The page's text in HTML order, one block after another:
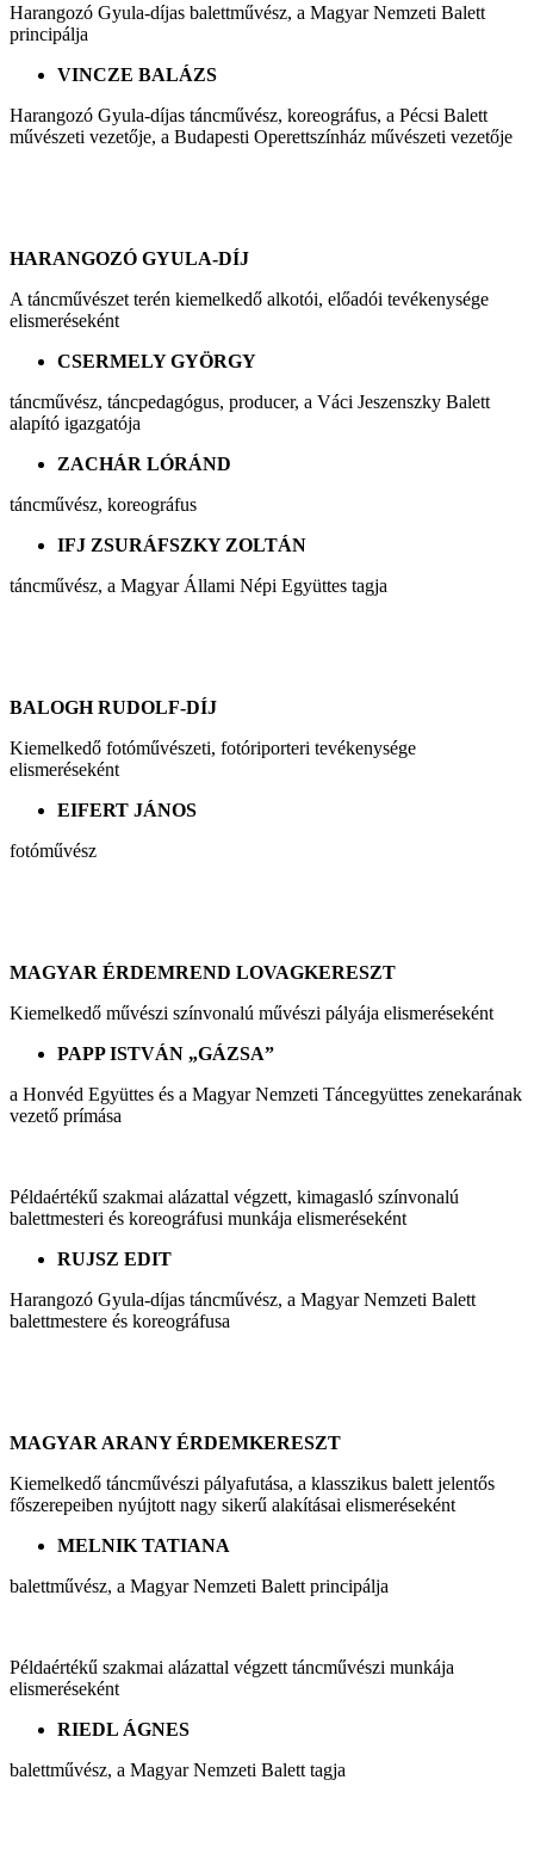
Harangozó Gyula-díjas balettművész, a Magyar Nemzeti Balett
principálja
VINCZE BALÁZS
Harangozó Gyula-díjas táncművész, koreográfus, a Pécsi Balett
művészeti vezetője, a Budapesti Operettszínház művészeti vezetője
HARANGOZÓ GYULA-DÍJ
A táncművészet terén kiemelkedő alkotói, előadói tevékenysége
elismeréseként
CSERMELY GYÖRGY
táncművész, táncpedagógus, producer, a Váci Jeszenszky Balett
alapító igazgatója
ZACHÁR LÓRÁND
táncművész, koreográfus
IFJ ZSURÁFSZKY ZOLTÁN
táncművész, a Magyar Állami Népi Együttes tagja
BALOGH RUDOLF-DÍJ
Kiemelkedő fotóművészeti, fotóriporteri tevékenysége
elismeréseként
EIFERT JÁNOS
fotóművész
MAGYAR ÉRDEMREND LOVAGKERESZT
Kiemelkedő művészi színvonalú művészi pályája elismeréseként
PAPP ISTVÁN „GÁZSA”
a Honvéd Együttes és a Magyar Nemzeti Táncegyüttes zenekarának
vezető prímása
Példaértékű szakmai alázattal végzett, kimagasló színvonalú
balettmesteri és koreográfusi munkája elismeréseként
RUJSZ EDIT
Harangozó Gyula-díjas táncművész, a Magyar Nemzeti Balett
balettmestere és koreográfusa
MAGYAR ARANY ÉRDEMKERESZT
Kiemelkedő táncművészi pályafutása, a klasszikus balett jelentős
főszerepeiben nyújtott nagy sikerű alakításai elismeréseként
MELNIK TATIANA
balettművész, a Magyar Nemzeti Balett principálja
Példaértékű szakmai alázattal végzett táncművészi munkája
elismeréseként
RIEDL ÁGNES
balettművész, a Magyar Nemzeti Balett tagja